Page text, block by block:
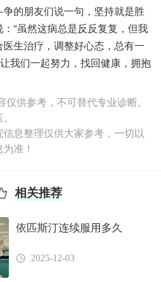
的朋友们说一句，坚持就是胜
“虽然这病总是反反复复，但我
生治疗，调整好心态，总有一
我们一起努力，找回健康，拥抱
仅供参考，不可替代专业诊断。
息整理仅供大家参考，一切以
准！
相关推荐
依匹斯汀连续服用多久
2025-12-03